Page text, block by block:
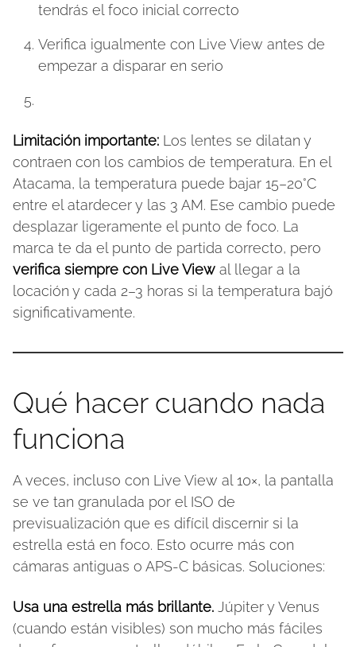
tendrás el foco inicial correcto
Verifica igualmente con Live View antes de
empezar a disparar en serio
Limitación importante: Los lentes se dilatan y
contraen con los cambios de temperatura. En el
Atacama, la temperatura puede bajar 15–20°C
entre el atardecer y las 3 AM. Ese cambio puede
desplazar ligeramente el punto de foco. La
marca te da el punto de partida correcto, pero
verifica siempre con Live View al llegar a la
locación y cada 2–3 horas si la temperatura bajó
significativamente.
Qué hacer cuando nada
funciona
A veces, incluso con Live View al 10×, la pantalla
se ve tan granulada por el ISO de
previsualización que es difícil discernir si la
estrella está en foco. Esto ocurre más con
cámaras antiguas o APS-C básicas. Soluciones:
Usa una estrella más brillante. Júpiter y Venus
(cuando están visibles) son mucho más fáciles